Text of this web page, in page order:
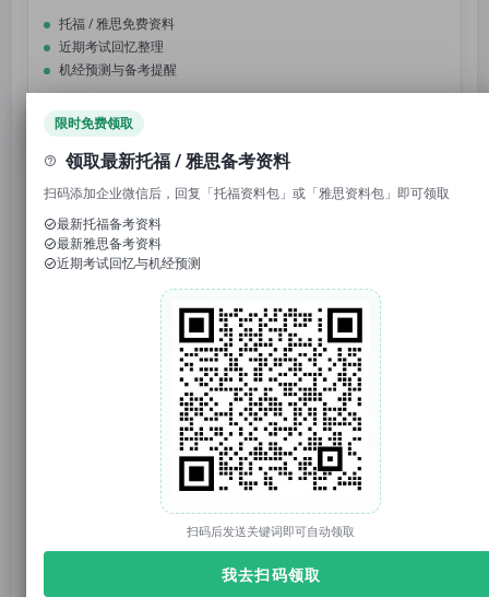
托福 / 雅思免费资料
近期考试回忆整理
机经预测与备考提醒
点击↑托你的福回复"资料",领取全科备考资料 ！
1. 回复“模考”，免费参加托福/雅思/SAT真题模考
2. 回复考试日期如“0117
我最大的感受是：新托福想考5.5，真的不是“多刷几套
题”这么简单。它考的是你有没有把每个题型学到
，熟到考试的时候不用临场现想步骤。
限时免费领取
领取最新托福 / 雅思备考资料
扫码添加企业微信后，回复「托福资料包」或「雅思资料包」即可领取
最新托福备考资料
最新雅思备考资料
近期考试回忆与机经预测
扫码后发送关键词即可自动领取
我去扫码领取